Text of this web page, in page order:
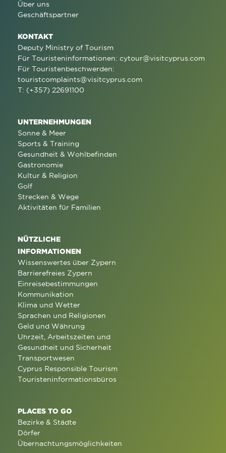
Über uns
Geschäftspartner
KONTAKT
Deputy Ministry of Tourism
Für Touristeninformationen: cytour@visitcyprus.com
Für Touristenbeschwerden:
touristcomplaints@visitcyprus.com
T: (+357) 22691100
UNTERNEHMUNGEN
Sonne & Meer
Sports & Training
Gesundheit & Wohlbefinden
Gastronomie
Kultur & Religion
Golf
Strecken & Wege
Aktivitäten für Familien
NÜTZLICHE
INFORMATIONEN
Wissenswertes über Zypern
Barrierefreies Zypern
Einreisebestimmungen
Kommunikation
Klima und Wetter
Sprachen und Religionen
Geld und Währung
Uhrzeit, Arbeitszeiten und
Gesundheit und Sicherheit
Transportwesen
Cyprus Responsible Tourism
Touristeninformationsbüros
PLACES TO GO
Bezirke & Städte
Dörfer
Übernachtungsmöglichkeiten